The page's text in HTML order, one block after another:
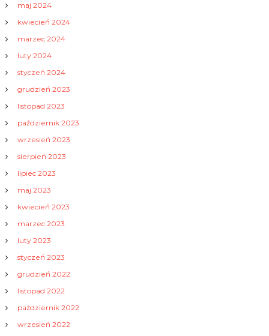
maj 2024
kwiecień 2024
marzec 2024
luty 2024
styczeń 2024
grudzień 2023
listopad 2023
październik 2023
wrzesień 2023
sierpień 2023
lipiec 2023
maj 2023
kwiecień 2023
marzec 2023
luty 2023
styczeń 2023
grudzień 2022
listopad 2022
październik 2022
wrzesień 2022